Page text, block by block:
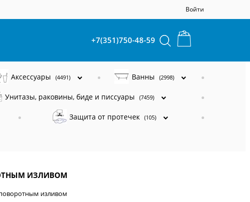
Войти
+7(351)750-48-59
Аксессуары (4491) Ванны (2998)
Унитазы, раковины, биде и писсуары (7459)
Защита от протечек (105)
ИЗЛИВОМ
изливом